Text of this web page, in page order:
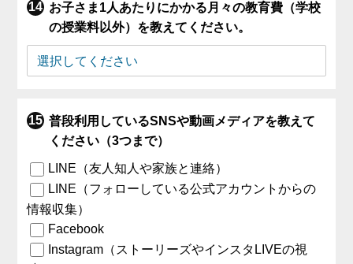
お子さま1人あたりにかかる月々の教育費（学校
の授業料以外）を教えてください。
普段利用しているSNSや動画メディアを教えて
ください（3つまで）
LINE（友人知人や家族と連絡）
LINE（フォローしている公式アカウントからの
情報収集）
Facebook
Instagram（ストーリーズやインスタLIVEの視